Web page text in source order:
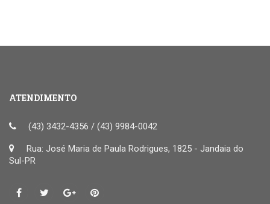
ATENDIMENTO
(43) 3432-4356 / (43) 9984-0042
Rua: José Maria de Paula Rodrigues, 1825 - Jandaia do
Sul-PR